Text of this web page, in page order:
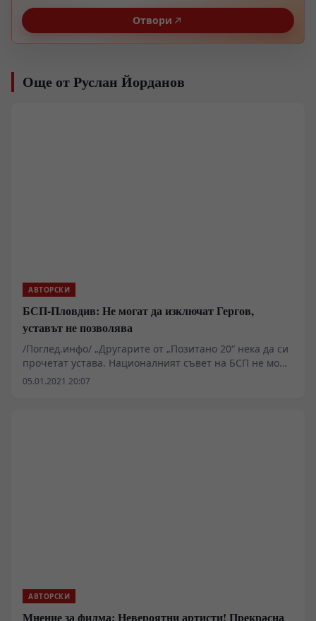
Отвори
Още от Руслан Йорданов
АВТОРСКИ
БСП-Пловдив: Не могат да изключат Гергов,
уставът не позволява
/Поглед.инфо/ „Другарите от „Позитано 20“ нека да си
прочетат устава. Националният съвет на БСП не може
да изключи Георги Гергов от партията, тъй като той
05.01.2021 20:07
АВТОРСКИ
Мнение за филма: Невероятни артисти! Прекрасна